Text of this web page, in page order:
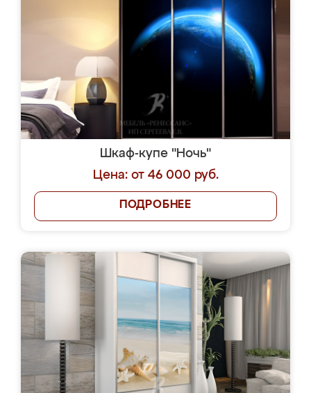
Шкаф-купе "Ночь"
Цена: от 46 000 руб.
ПОДРОБНЕЕ